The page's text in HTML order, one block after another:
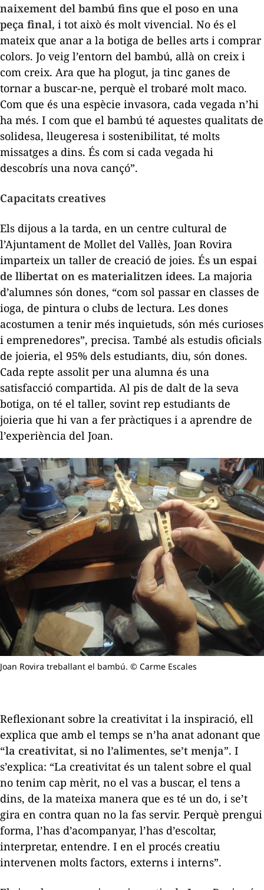
naixement del bambú fins que el poso en una
peça final, i tot això és molt vivencial. No és el
mateix que anar a la botiga de belles arts i comprar
colors. Jo veig l’entorn del bambú, allà on creix i
com creix. Ara que ha plogut, ja tinc ganes de
tornar a buscar-ne, perquè el trobaré molt maco.
Com que és una espècie invasora, cada vegada n’hi
ha més. I com que el bambú té aquestes qualitats de
solidesa, lleugeresa i sostenibilitat, té molts
missatges a dins. És com si cada vegada hi
descobrís una nova cançó”.
Capacitats creatives
Els dijous a la tarda, en un centre cultural de
l’Ajuntament de Mollet del Vallès, Joan Rovira
imparteix un taller de creació de joies. És un espai
de llibertat on es materialitzen idees. La majoria
d’alumnes són dones, “com sol passar en classes de
ioga, de pintura o clubs de lectura. Les dones
acostumen a tenir més inquietuds, són més curioses
i emprenedores”, precisa. També als estudis oficials
de joieria, el 95% dels estudiants, diu, són dones.
Cada repte assolit per una alumna és una
satisfacció compartida. Al pis de dalt de la seva
botiga, on té el taller, sovint rep estudiants de
joieria que hi van a fer pràctiques i a aprendre de
l’experiència del Joan.
Joan Rovira treballant el bambú. © Carme Escales
Reflexionant sobre la creativitat i la inspiració, ell
explica que amb el temps se n’ha anat adonant que
“la creativitat, si no l’alimentes, se’t menja”. I
s’explica: “La creativitat és un talent sobre el qual
no tenim cap mèrit, no el vas a buscar, el tens a
dins, de la mateixa manera que es té un do, i se’t
gira en contra quan no la fas servir. Perquè prengui
forma, l’has d’acompanyar, l’has d’escoltar,
interpretar, entendre. I en el procés creatiu
intervenen molts factors, externs i interns”.